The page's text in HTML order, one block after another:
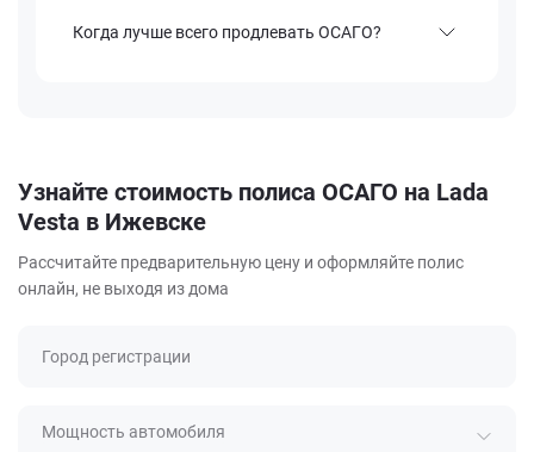
Когда лучше всего продлевать ОСАГО?
Узнайте стоимость полиса ОСАГО на Lada
Vesta в Ижевске
Рассчитайте предварительную цену и оформляйте полис
онлайн, не выходя из дома
Город регистрации
Мощность автомобиля